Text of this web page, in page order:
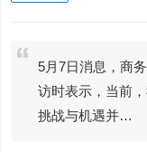
5月7日消息，商
访时表示，当前
挑战与机遇并…